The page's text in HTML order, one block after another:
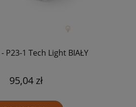
P23-1 Tech Light BIAŁY
95,04 zł